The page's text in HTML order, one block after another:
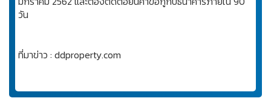
วัน
ที่มาข่าว : ddproperty.com